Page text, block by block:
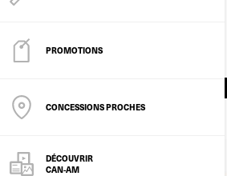
PROMOTIONS
CONCESSIONS PROCHES
DÉCOUVRIR
CAN-AM
NOTRE